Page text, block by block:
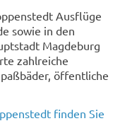
Ausflüge
sowie in den
Magdeburg
zahlreiche
öffentliche
finden Sie